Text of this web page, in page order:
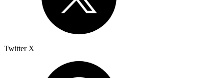
Twitter X